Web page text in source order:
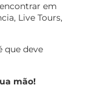
em
Live Tours,
que deve
mão!